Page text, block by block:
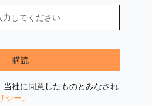
当社に同意したものとみなされ
シー。